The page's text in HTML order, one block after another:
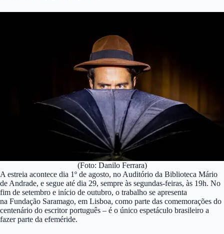
(Foto: Danilo Ferrara)
A estreia acontece dia 1º de agosto, no Auditório da Biblioteca Mário
de Andrade, e segue até dia 29, sempre às segundas-feiras, às 19h. No
fim de setembro e início de outubro, o trabalho se apresenta
na Fundação Saramago, em Lisboa, como parte das comemorações do
centenário do escritor português – é o único espetáculo brasileiro a
fazer parte da efeméride.